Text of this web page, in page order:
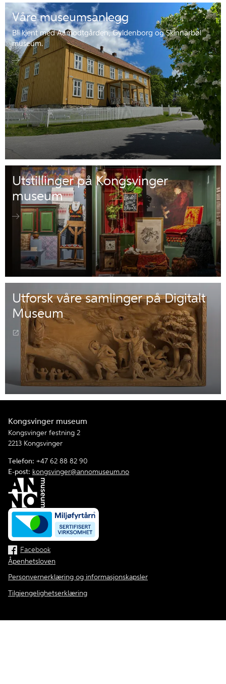
Våre museumsanlegg
Bli kjent med Aamodtgården, Gyldenborg og Skinnarbøl
museum.
Utstillinger på Kongsvinger
museum
Utforsk våre samlinger på Digitalt
Museum
Kongsvinger museum
Kongsvinger festning 2
2213 Kongsvinger
Telefon: +47 62 88 82 90
E-post: kongsvinger@annomuseum.no
Facebook
Åpenhetsloven
Personvernerklæring og informasjonskapsler
Tilgjengelighetserklæring